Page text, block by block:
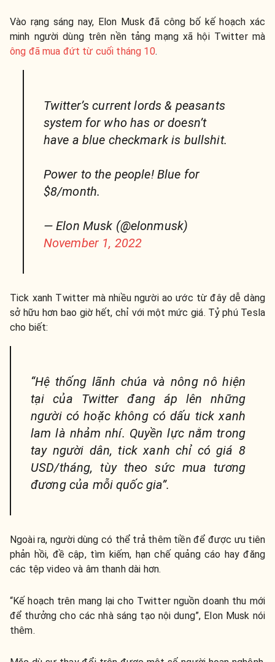
Vào rạng sáng nay, Elon Musk đã công bố kế hoạch xác
minh người dùng trên nền tảng mạng xã hội Twitter mà
ông đã mua đứt từ cuối tháng 10.
Twitter’s current lords & peasants
system for who has or doesn’t
have a blue checkmark is bullshit.
Power to the people! Blue for
$8/month.
— Elon Musk (@elonmusk)
November 1, 2022
Tick xanh Twitter mà nhiều người ao ước từ đây dễ dàng
sở hữu hơn bao giờ hết, chỉ với một mức giá. Tỷ phú Tesla
cho biết:
“Hệ thống lãnh chúa và nông nô hiện
tại của Twitter đang áp lên những
người có hoặc không có dấu tick xanh
lam là nhảm nhí. Quyền lực nằm trong
tay người dân, tick xanh chỉ có giá 8
USD/tháng, tùy theo sức mua tương
đương của mỗi quốc gia”.
Ngoài ra, người dùng có thể trả thêm tiền để được ưu tiên
phản hồi, đề cập, tìm kiếm, hạn chế quảng cáo hay đăng
các tệp video và âm thanh dài hơn.
“Kế hoạch trên mang lại cho Twitter nguồn doanh thu mới
để thưởng cho các nhà sáng tạo nội dung”, Elon Musk nói
thêm.